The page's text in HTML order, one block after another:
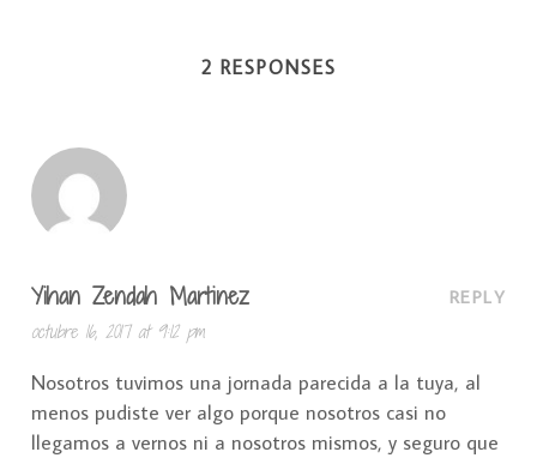
2 RESPONSES
Yihan Zendah Martinez
octubre 16, 2017 at 9:12 pm
REPLY
Nosotros tuvimos una jornada parecida a la tuya, al
menos pudiste ver algo porque nosotros casi no
llegamos a vernos ni a nosotros mismos, y seguro que